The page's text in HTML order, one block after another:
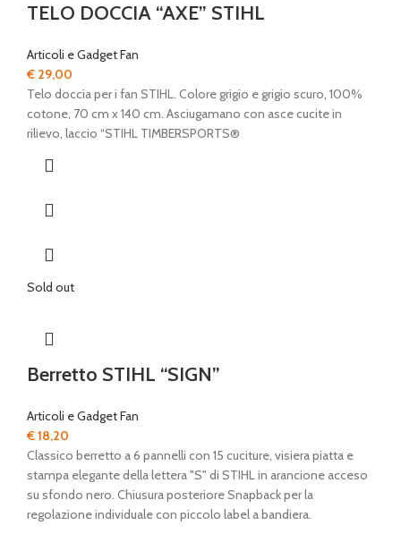
TELO DOCCIA “AXE” STIHL
Articoli e Gadget Fan
€ 29,00
Telo doccia per i fan STIHL. Colore grigio e grigio scuro, 100%
cotone, 70 cm x 140 cm. Asciugamano con asce cucite in
rilievo, laccio “STIHL TIMBERSPORTS®
Sold out
Berretto STIHL “SIGN”
Articoli e Gadget Fan
€18,20
Classico berretto a 6 pannelli con 15 cuciture, visiera piatta e
stampa elegante della lettera "S" di STIHL in arancione acceso
su sfondo nero. Chiusura posteriore Snapback per la
regolazione individuale con piccolo label a bandiera.